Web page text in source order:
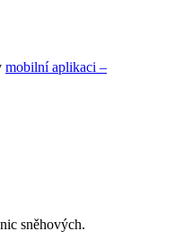
mobilní aplikaci –
sněhových.